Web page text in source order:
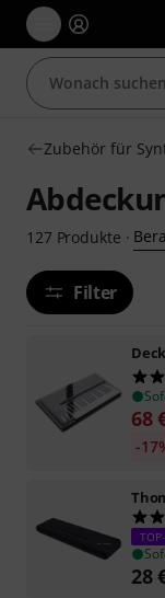
Zubehör für
127 Produkte ·
Filter
68
-
28